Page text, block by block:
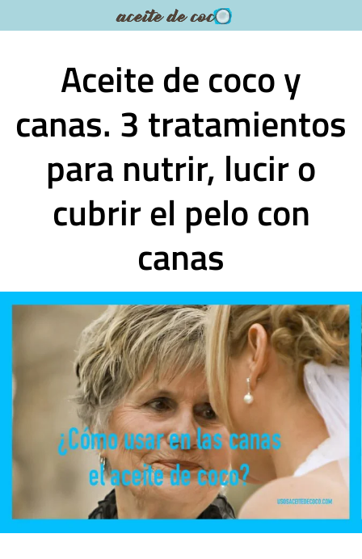
al
Aceite de coco y
canas. 3 tratamientos
para nutrir, lucir o
cubrir el pelo con
canas